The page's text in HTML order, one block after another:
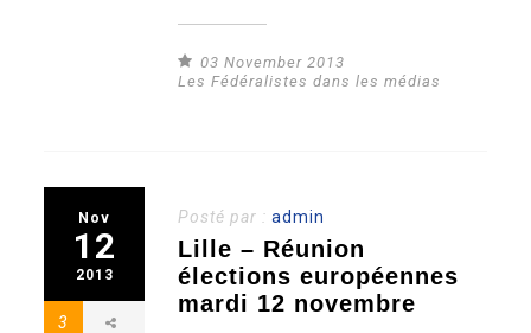
03 November 2013
Les Fédéralistes dans les médias
Nov
12
2013
3
Posté par :admin
Lille – Réunion
élections européennes
mardi 12 novembre